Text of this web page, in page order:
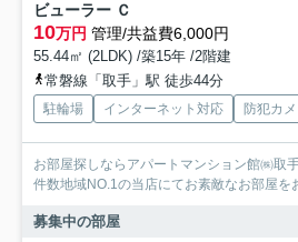
ビューラー Ｃ
10万円 管理/共益費6,000円
55.44㎡ (2LDK) /築15年 /2階建
常磐線「取手」駅 徒歩44分
駐輪場 インターネット対応 防犯カメ
お部屋探しならアパートマンション館㈱取
件数地域NO.1の当店にてお素敵なお部屋を
募集中の部屋